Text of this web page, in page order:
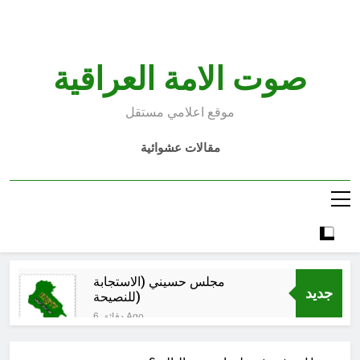
صوت الامة العراقية
موقع اعلامي مستقل
مقالات عشوائية
جديد
مجلس حسيني (الاستجابة
للنصيحة)
6 دقائق Ago